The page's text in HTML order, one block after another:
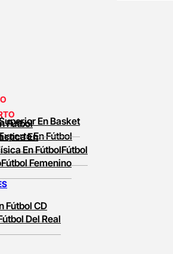
En Fútbol
En Basket
Fútbol
En
En FútbolFútbol
Fútbol Femenino
Fútbol CD
Del Real